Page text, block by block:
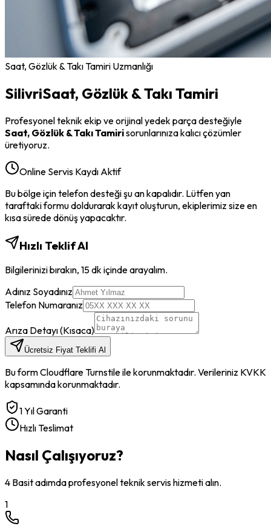
Saat, Gözlük & Takı Tamiri Uzmanlığı
SilivriSaat, Gözlük & Takı Tamiri
Profesyonel teknik ekip ve orijinal yedek parça desteğiyle
Saat, Gözlük & Takı Tamirisorunlarınıza kalıcı çözümler
üretiyoruz.
Online Servis Kaydı Aktif
Bu bölge için telefon desteği şu an kapalıdır. Lütfen yan
taraftaki formu doldurarak kayıt oluşturun, ekiplerimiz size en
kısa sürede dönüş yapacaktır.
Hızlı Teklif Al
Bilgilerinizi bırakın, 15 dk içinde arayalım.
Adınız Soyadınız
Telefon Numaranız
Arıza Detayı (Kısaca)
Ücretsiz Fiyat Teklifi Al
Bu form Cloudflare Turnstile ile korunmaktadır. Verileriniz KVKK
kapsamında korunmaktadır.
1 Yıl Garanti
Hızlı Teslimat
Nasıl Çalışıyoruz?
4 Basit adımda profesyonel teknik servis hizmeti alın.
1